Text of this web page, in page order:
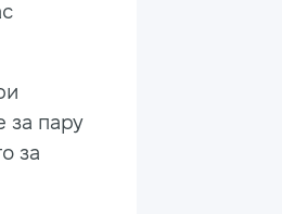
за пару
за